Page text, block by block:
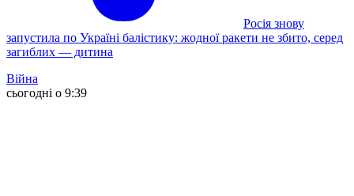
Росія знову
запустила по Україні балістику: жодної ракети не збито, серед
загиблих — дитина
Війна
сьогодні о 9:39